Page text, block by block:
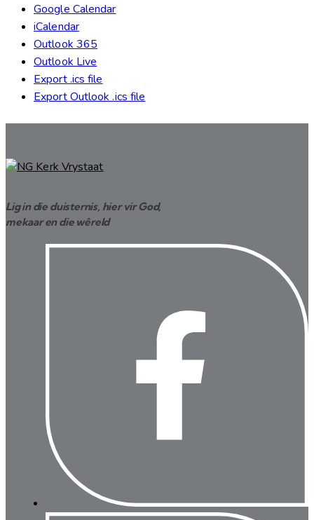
Google Calendar
iCalendar
Outlook 365
Outlook Live
Export .ics file
Export Outlook .ics file
Lig in die duisternis, hier vir God,
mekaar en die wêreld